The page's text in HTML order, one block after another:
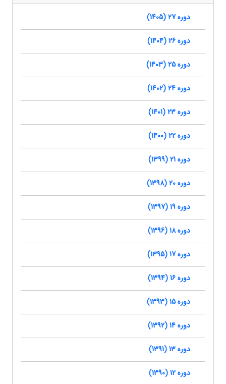
دوره 27 (1405)
دوره 26 (1404)
دوره 25 (1403)
دوره 24 (1402)
دوره 23 (1401)
دوره 22 (1400)
دوره 21 (1399)
دوره 20 (1398)
دوره 19 (1397)
دوره 18 (1396)
دوره 17 (1395)
دوره 16 (1394)
دوره 15 (1393)
دوره 14 (1392)
دوره 13 (1391)
دوره 12 (1390)